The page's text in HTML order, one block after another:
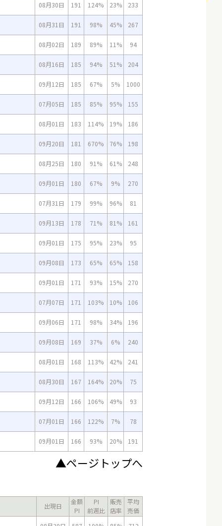
08月30日 191 124% 23% 233
08月31日 191 98% 45% 267
08月02日 189 89% 11% 94
08月16日 185 94% 51% 204
09月12日 185 67% 5% 1000
07月05日 185 85% 95% 155
08月01日 183 114% 19% 186
09月20日 181 670% 76% 198
08月25日 180 91% 61% 248
09月01日 180 67% 9% 270
07月31日 179 99% 96% 81
09月13日 178 71% 81% 161
09月01日 175 95% 23% 95
09月08日 173 65% 65% 158
09月01日 171 93% 15% 270
07月07日 171 103% 10% 106
09月06日 171 98% 34% 196
09月08日 169 37% 6% 240
08月01日 168 113% 42% 241
08月30日 167 164% 20% 75
09月12日 166 106% 49% 93
07月01日 166 122% 7% 78
09月01日 166 93% 20% 191
▲ページトップへ
出現日
金額
PI
PI
前週比
販売
店率
平均
売価